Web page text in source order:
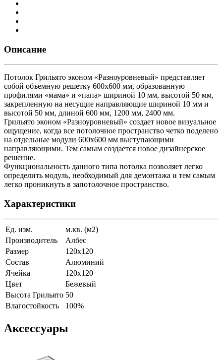
Описание
Потолок Грильято эконом «Разноуровневый» представляет
собой объемную решетку 600х600 мм, образованную
профилями «мама» и «папа» шириной 10 мм, высотой 50 мм,
закрепленную на несущие направляющие шириной 10 мм и
высотой 50 мм, длиной 600 мм, 1200 мм, 2400 мм.
Грильято эконом «Разноуровневый» создает новое визуальное
ощущение, когда все потолочное пространство четко поделено
на отдельные модули 600х600 мм выступающими
направляющими. Тем самым создается новое дизайнерское
решение.
Функциональность данного типа потолка позволяет легко
определить модуль, необходимый для демонтажа и тем самым
легко проникнуть в запотолочное пространство.
Характеристики
Ед. изм.
м.кв. (м2)
Производитель
Албес
Размер
120х120
Состав
Алюминий
Ячейка
120х120
Цвет
Бежевый
Высота Грильято 50
Влагостойкость
100%
Аксессуары